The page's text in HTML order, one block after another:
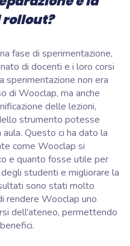
fase di sperimentazione,
di docenti e i loro corsi
non era
di Wooclap, ma anche
delle lezioni,
strumento potesse
aula. Questo ci ha dato la
come Wooclap si
e quanto fosse utile per
studenti e migliorare la
sono stati molto
rendere Wooclap uno
dell’ateneo, permettendo